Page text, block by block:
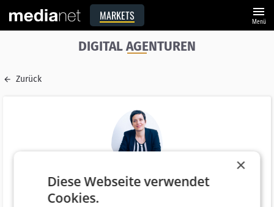
MARKETS menu
Menü
DIGITAL AGENTUREN
Zurück
Name
×
Diese Webseite verwendet
Cookies.